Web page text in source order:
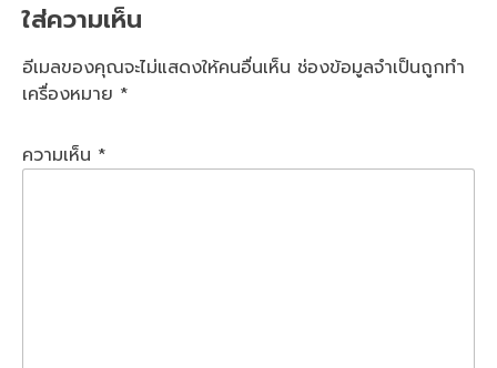
ใส่ความเห็น
อีเมลของคุณจะไม่แสดงให้คนอื่นเห็น ช่องข้อมูลจำเป็นถูกทำ
เครื่องหมาย *
ความเห็น *